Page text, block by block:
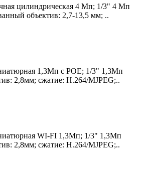
цилиндрическая 4 Mп; 1/3" 4 Mп
объектив: 2,7-13,5 мм; ..
1,3Мп c POE; 1/3" 1,3Мп
2,8мм; сжатие: H.264/MJPEG;..
WI-FI 1,3Мп; 1/3" 1,3Мп
2,8мм; сжатие: H.264/MJPEG;..